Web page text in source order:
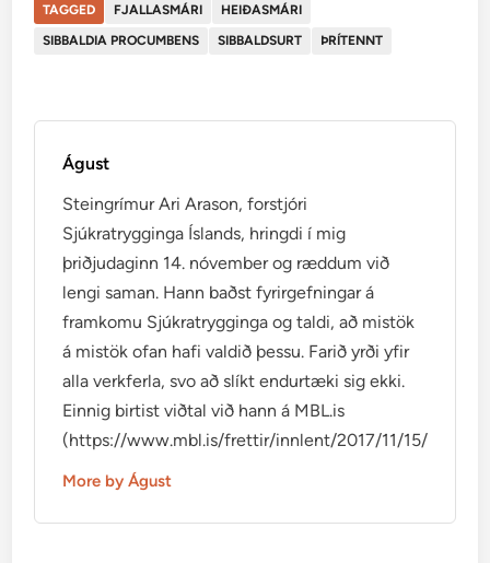
TAGGED FJALLASMÁRI
HEIÐASMÁRI
SIBBALDIA PROCUMBENS
SIBBALDSURT ÞRÍTENNT
Águst
Steingrímur Ari Arason, forstjóri
Sjúkratrygginga Íslands, hringdi í mig
þriðjudaginn 14. nóvember og ræddum við
lengi saman. Hann baðst fyrirgefningar á
framkomu Sjúkratrygginga og taldi, að mistök
á mistök ofan hafi valdið þessu. Farið yrði yfir
alla verkferla, svo að slíkt endurtæki sig ekki.
Einnig birtist viðtal við hann á MBL.is
(https://www.mbl.is/frettir/innlent/2017/11/15/
More by Águst